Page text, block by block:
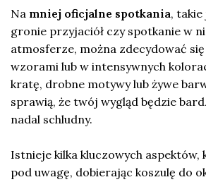
Na mniej oficjalne spotkania,
gronie przyjaciół czy spotkanie w
atmosferze, można zdecydować się
wzorami lub w intensywnych
kratę, drobne motywy lub żywe
sprawią, że twój wygląd będzie
nadal schludny.
Istnieje kilka kluczowych
pod uwagę, dobierając koszulę do